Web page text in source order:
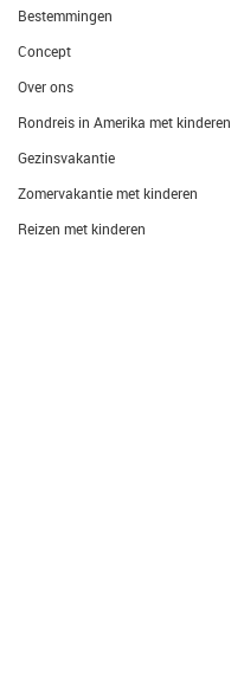
Bestemmingen
Concept
Over ons
Rondreis in Amerika met kinderen
Gezinsvakantie
Zomervakantie met kinderen
Reizen met kinderen